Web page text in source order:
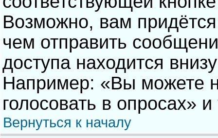
Возможно, вам
чем отправить
доступа находится
Например: «Вы можете
голосовать в опросах» и
Вернуться к началу